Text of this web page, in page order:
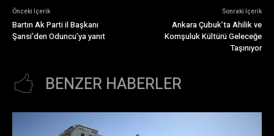
Önceki İçerik
Bartın Ak Parti il Başkanı
Şansi’den Oduncu’ya yanıt
Sonraki İçerik
Ankara Çubuk’ta Ahilik ve
Komşuluk Kültürü Geleceğe
Taşınıyor
BENZER HABERLER